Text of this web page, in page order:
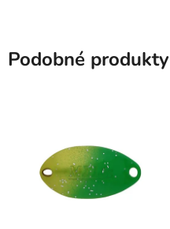
Podobné produkty